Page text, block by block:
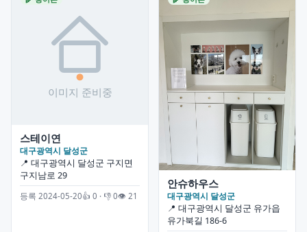
스테이연
대구광역시 달성군
📍 대구광역시 달성군 구지면
구지남로 29
등록 2024-05-20👍 0 · 👎 0👁 21
안슈하우스
대구광역시 달성군
📍 대구광역시 달성군 유가읍
유가북길 186-6